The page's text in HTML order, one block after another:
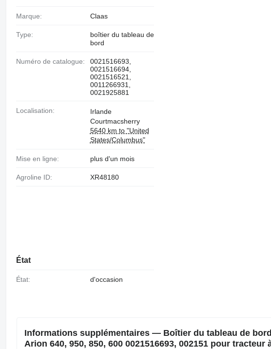
Marque: Claas
Type:
boîtier du tableau de
bord
Numéro de catalogue:
0021516693,
0021516694,
0021516521,
0011266931,
0021925881
Localisation:
Irlande
Courtmacsherry
5640 km to "United
States/Columbus"
Mise en ligne: plus d'un mois
Agroline ID: XR48180
État
État: d'occasion
Informations supplémentaires — Boîtier du tableau de
Arion 640, 950, 850, 600 0021516693, 002151 pour tracteur